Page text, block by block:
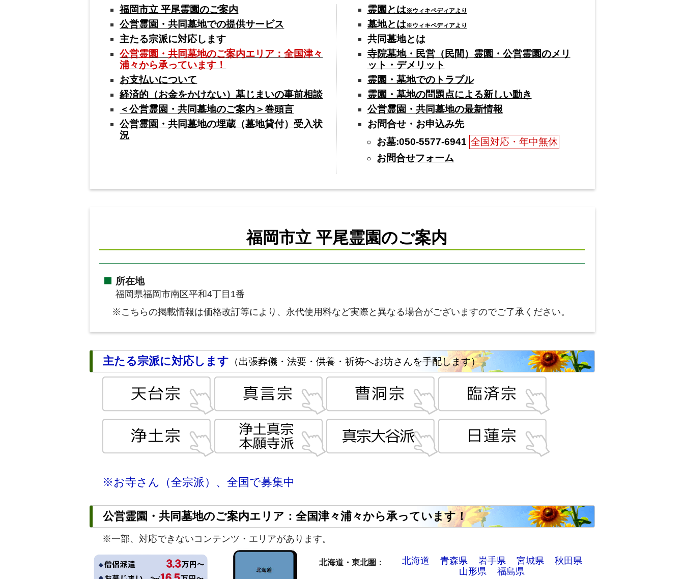
福岡市立 平尾霊園のご案内
公営霊園・共同墓地での提供サービス
主たる宗派に対応します
公営霊園・共同墓地のご案内エリア：全国津々
浦々から承っています！
お支払いについて
経済的（お金をかけない）墓じまいの事前相談
＜公営霊園・共同墓地のご案内＞巻頭言
公営霊園・共同墓地の埋蔵（墓地貸付）受入状
況
霊園とは※ウィキペディアより
墓地とは※ウィキペディアより
共同墓地とは
寺院墓地・民営（民間）霊園・公営霊園のメリ
ット・デメリット
霊園・墓地でのトラブル
霊園・墓地の問題点による新しい動き
公営霊園・共同墓地の最新情報
お問合せ・お申込み先
お墓:050-5577-6941 全国対応・年中無休
お問合せフォーム
福岡市立 平尾霊園のご案内
所在地
福岡県福岡市南区平和4丁目1番
※こちらの掲載情報は価格改訂等により、永代使用料など実際と異なる場合がございますのでご了承ください。
主たる宗派に対応します （出張葬儀・法要・供養・祈祷へお坊さんを手配します）
※お寺さん（全宗派）、全国で募集中
公営霊園・共同墓地のご案内エリア：全国津々浦々から承っています！
※一部、対応できないコンテンツ・エリアがあります。
北海道・東北圏 北海道 青森県 岩手県 宮城県
秋田県
山形県
福島県